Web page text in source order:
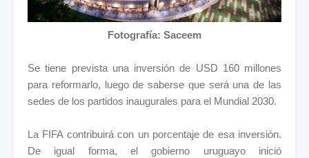
Fotografía: Saceem
Se tiene prevista una inversión de USD 160 millones
para reformarlo, luego de saberse que será una de las
sedes de los partidos inaugurales para el Mundial 2030.
La FIFA contribuirá con un porcentaje de esa inversión.
De igual forma, el gobierno uruguayo inició